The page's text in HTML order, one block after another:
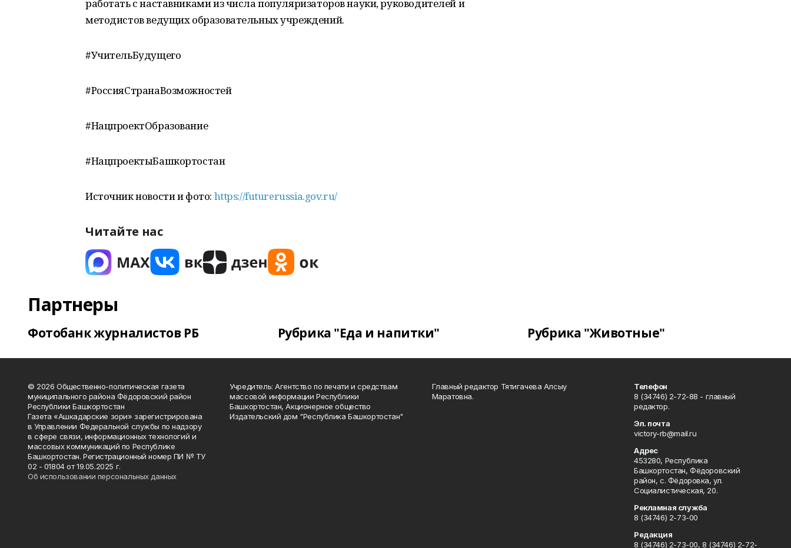
работать с наставниками из числа популяризаторов науки, руководителей и
методистов ведущих образовательных учреждений.
#УчительБудущего
#РоссияСтранаВозможностей
#НацпроектОбразование
#НацпроектыБашкортостан
Источник новости и фото: https://futurerussia.gov.ru/
Читайте нас
Партнеры
Фотобанк журналистов РБ Рубрика "Еда и напитки" Рубрика "Животные"
© 2026 Общественно-политическая газета
муниципального района Фёдоровский район
Республики Башкортостан
Газета «Ашкадарские зори» зарегистрирована
в Управлении Федеральной службы по надзору
в сфере связи, информационных технологий и
массовых коммуникаций по Республике
Башкортостан. Регистрационный номер ПИ № ТУ
02 - 01804 от 19.05.2025 г.
Об использовании персональных данных
Учредитель: Агентство по печати и средствам
массовой информации Республики
Башкортостан, Акционерное общество
Издательский дом "Республика Башкортостан"
Главный редактор Тятигачева Алсыу
Маратовна.
Телефон
8 (34746) 2-72-88 - главный
редактор.
Эл. почта
victory-rb@mail.ru
Адрес
453280, Республика
Башкортостан, Фёдоровский
район, с. Фёдоровка, ул.
Социалистическая, 20.
Рекламная служба
8 (34746) 2-73-00
Редакция
8 (34746) 2-73-00, 8 (34746) 2-72-